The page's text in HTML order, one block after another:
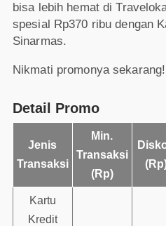
bisa lebih hemat di
spesial Rp370 ribu dengan
Sinarmas.
Nikmati promonya sekarang!
Detail Promo
Jenis
Transaksi
Min.
Transaksi
(Rp)
Kartu
Kredit